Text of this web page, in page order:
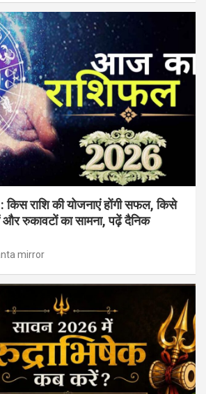
राशि की योजनाएं होंगी सफल, किसे
और रुकावटों का सामना, पढ़ें दैनिक
mirror